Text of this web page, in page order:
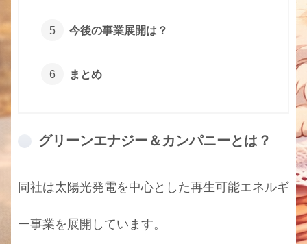
今後の事業展開は？
まとめ
グリーンエナジー＆カンパニーとは？
同社は太陽光発電を中心とした再生可能エネルギ
ー事業を展開しています。